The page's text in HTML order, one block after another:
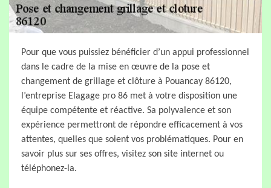
Pour que vous puissiez bénéficier d’un appui professionnel
dans le cadre de la mise en œuvre de la pose et
changement de grillage et clôture à Pouancay 86120,
l’entreprise Elagage pro 86 met à votre disposition une
équipe compétente et réactive. Sa polyvalence et son
expérience permettront de répondre efficacement à vos
attentes, quelles que soient vos problématiques. Pour en
savoir plus sur ses offres, visitez son site internet ou
téléphonez-la.